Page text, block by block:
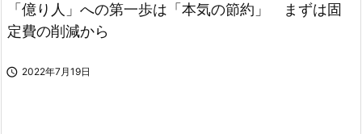

「億り人」への第一歩は「本気の節約」 まずは固
定費の削減から
 2022年7月19日